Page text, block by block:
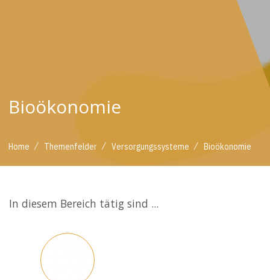
Bioökonomie
Home / Themenfelder / Versorgungssysteme / Bioökonomie
In diesem Bereich tätig sind ...